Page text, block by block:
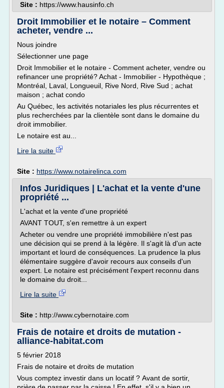
Site : https://www.hausinfo.ch
Droit Immobilier et le notaire – Comment
acheter, vendre ...
Nous joindre
Sélectionner une page
Droit Immobilier et le notaire - Comment acheter, vendre ou
refinancer une propriété? Achat - Immobilier - Hypothèque ;
Montréal, Laval, Longueuil, Rive Nord, Rive Sud ; achat
maison ; achat condo
Au Québec, les activités notariales les plus récurrentes et
plus recherchées par la clientèle sont dans le domaine du
droit immobilier.
Le notaire est au...
Lire la suite
Site : https://www.notairelinca.com
Infos Juridiques | L'achat et la vente d'une
propriété ...
L'achat et la vente d'une propriété
AVANT TOUT, s'en remettre à un expert
Acheter ou vendre une propriété immobilière n'est pas
une décision qui se prend à la légère. Il s'agit là d'un acte
important et lourd de conséquences. La prudence la plus
élémentaire suggère d'avoir recours aux conseils d'un
expert. Le notaire est précisément l'expert reconnu dans
le domaine du droit...
Lire la suite
Site : http://www.cybernotaire.com
Frais de notaire et droits de mutation -
alliance-habitat.com
5 février 2018
Frais de notaire et droits de mutation
Vous comptez investir dans un locatif ? Avant de sortir,